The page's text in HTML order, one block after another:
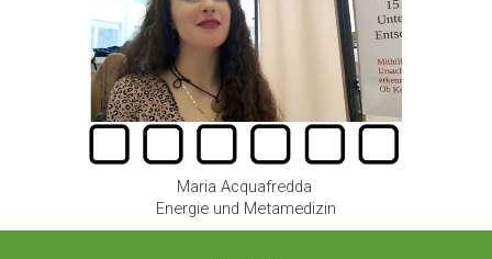
Maria Acquafredda
Energie und Metamedizin